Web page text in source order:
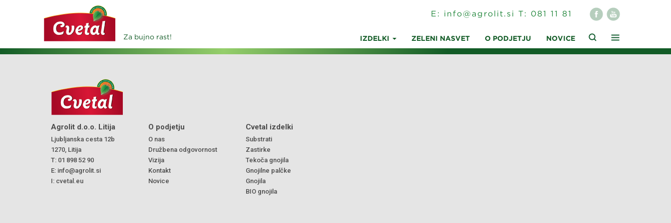
Za bujno rast!
E: info@agrolit.si T: 081 11 81
IZDELKI ZELENI NASVET O PODJETJU NOVICE
Agrolit d.o.o. Litija
Ljubljanska cesta 12b
1270, Litija
T: 01 898 52 90
E: info@agrolit.si
I: cvetal.eu
O podjetju
O nas
Družbena odgovornost
Vizija
Kontakt
Novice
Cvetal izdelki
Substrati
Zastirke
Tekoča gnojila
Gnojilne palčke
Gnojila
BIO gnojila